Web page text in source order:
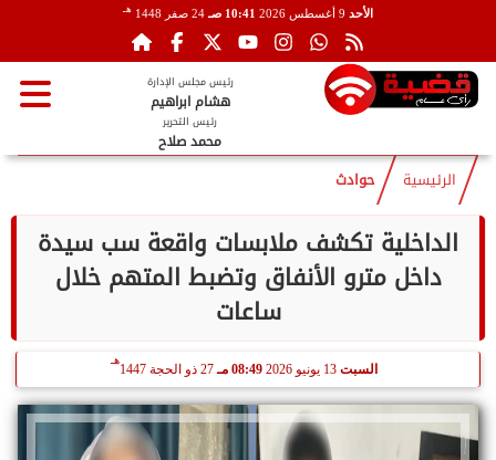
الأحد 10:41 صـ 24 صفر 1448 هـ
رئيس مجلس الإدارة
هشام ابراهيم
رئيس التحرير
محمد صلاح
الرئيسية حوادث
الداخلية تكشف ملابسات واقعة سب سيدة
داخل مترو الأنفاق وتضبط المتهم خلال
ساعات
السبت 13 يونيو 2026 08:49 مـ 27 ذو الحجة 1447
هـ